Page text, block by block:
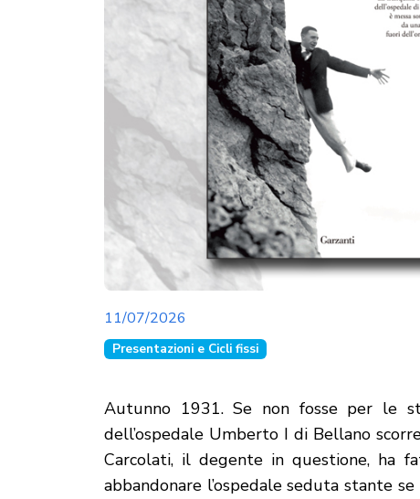
11/07/2026
Presentazioni e Cicli fissi
Autunno 1931. Se non fosse per le
dell’ospedale Umberto I di Bellano
Carcolati, il degente in questione, ha
abbandonare l’ospedale seduta stante